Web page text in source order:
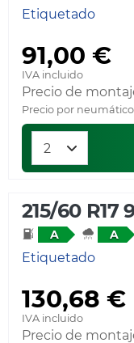
Etiquetado
91,00 €
IVA incluido
Precio de
Precio por neumático
215/60 R17
A A
Etiquetado
130,68 €
IVA incluido
Precio de